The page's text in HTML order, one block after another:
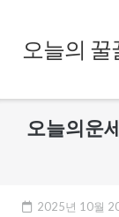
content오늘의
오늘의운
2025년 10월